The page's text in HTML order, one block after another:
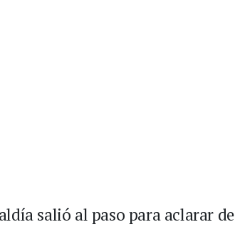
salió al paso para aclarar de